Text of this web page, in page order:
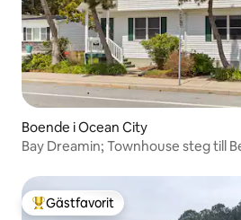
Boende i Ocean City
Bay Dreamin; Townhouse steg till
Populär gästfavorit
Gästfavorit